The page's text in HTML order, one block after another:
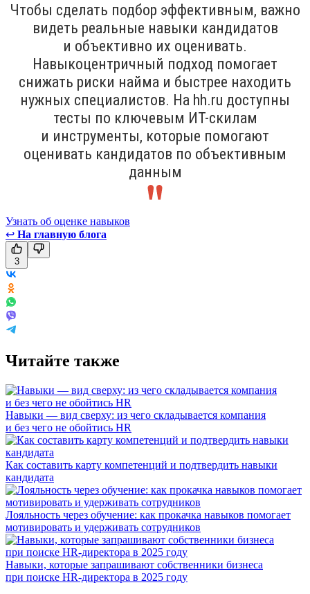
Чтобы сделать подбор эффективным, важно
видеть реальные навыки кандидатов
и объективно их оценивать.
Навыкоцентричный подход помогает
снижать риски найма и быстрее находить
нужных специалистов. На hh.ru доступны
тесты по ключевым ИТ-скилам
и инструменты, которые помогают
оценивать кандидатов по объективным
данным
Узнать об оценке навыков
↩ На главную блога
3
Читайте также
Навыки — вид сверху: из чего складывается компания
и без чего не обойтись HR
Как составить карту компетенций и подтвердить навыки
кандидата
Лояльность через обучение: как прокачка навыков помогает
мотивировать и удерживать сотрудников
Навыки, которые запрашивают собственники бизнеса
при поиске HR-директора в 2025 году